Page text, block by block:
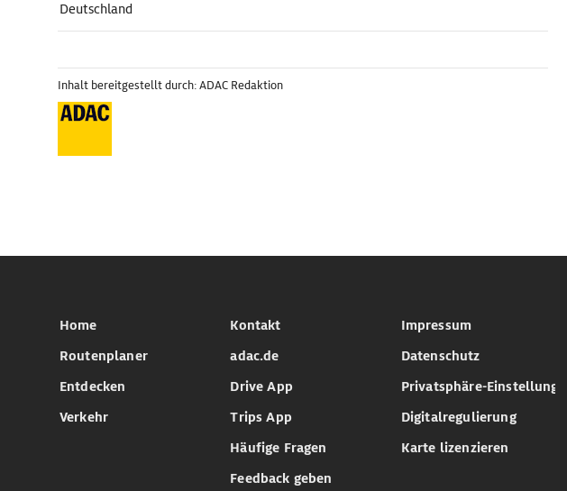
Deutschland
Inhalt bereitgestellt durch: ADAC Redaktion
Home
Routenplaner
Entdecken
Verkehr
Kontakt
adac.de
Drive App
Trips App
Häufige Fragen
Feedback geben
Impressum
Datenschutz
Privatsphäre-Einstellungen
Digitalregulierung
Karte lizenzieren